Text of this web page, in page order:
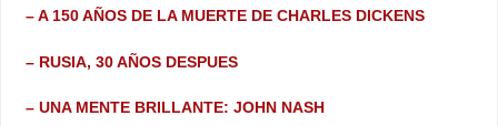
– A 150 AÑOS DE LA MUERTE DE CHARLES DICKENS
– RUSIA, 30 AÑOS DESPUES
– UNA MENTE BRILLANTE: JOHN NASH